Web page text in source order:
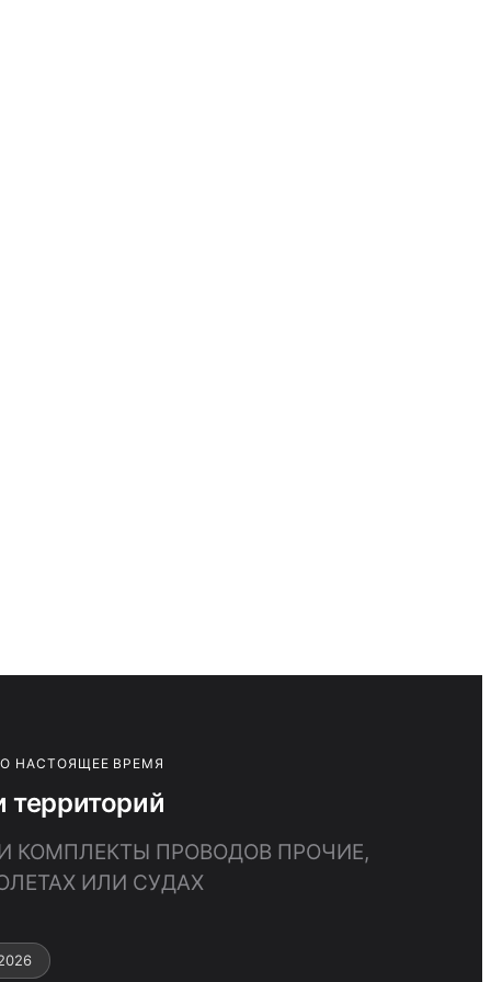
НАСТОЯЩЕЕ ВРЕМЯ
территорий
КОМПЛЕКТЫ ПРОВОДОВ ПРОЧИЕ,
ИЛИ СУДАХ